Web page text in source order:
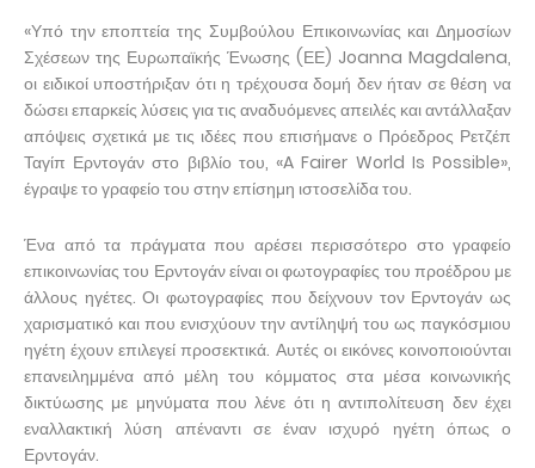
«Υπό την εποπτεία της Συμβούλου Επικοινωνίας και Δημοσίων
Σχέσεων της Ευρωπαϊκής Ένωσης (ΕΕ) Joanna Magdalena,
οι ειδικοί υποστήριξαν ότι η τρέχουσα δομή δεν ήταν σε θέση να
δώσει επαρκείς λύσεις για τις αναδυόμενες απειλές και αντάλλαξαν
απόψεις σχετικά με τις ιδέες που επισήμανε ο Πρόεδρος Ρετζέπ
Ταγίπ Ερντογάν στο βιβλίο του, «A Fairer World Is Possible»,
έγραψε το γραφείο του στην επίσημη ιστοσελίδα του.
Ένα από τα πράγματα που αρέσει περισσότερο στο γραφείο
επικοινωνίας του Ερντογάν είναι οι φωτογραφίες του προέδρου με
άλλους ηγέτες. Οι φωτογραφίες που δείχνουν τον Ερντογάν ως
χαρισματικό και που ενισχύουν την αντίληψή του ως παγκόσμιου
ηγέτη έχουν επιλεγεί προσεκτικά. Αυτές οι εικόνες κοινοποιούνται
επανειλημμένα από μέλη του κόμματος στα μέσα κοινωνικής
δικτύωσης με μηνύματα που λένε ότι η αντιπολίτευση δεν έχει
εναλλακτική λύση απέναντι σε έναν ισχυρό ηγέτη όπως ο
Ερντογάν.